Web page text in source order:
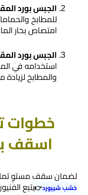
​الجبس بورد
للمطابخ
امتصاص بخار
​الجبس بورد
استخدامه في
والمطابخ لزيادة
​خطوات
اسقف
​لضمان سقف مستوٍ
خشب شيبورد👉يتبع